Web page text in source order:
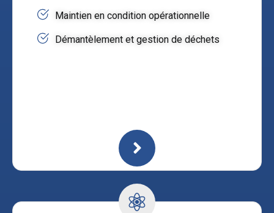
Maintien en condition opérationnelle
Démantèlement et gestion de déchets